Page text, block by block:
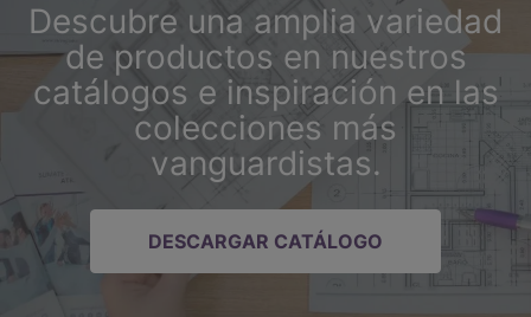
Descubre una amplia variedad
de productos en nuestros
catálogos e inspiración en las
colecciones más
vanguardistas.
DESCARGAR CATÁLOGO